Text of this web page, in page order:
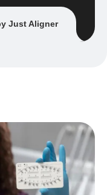
Just Aligner